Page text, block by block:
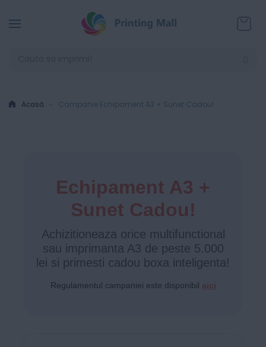
Acasă Campanie Echipament A3 + Sunet Cadou!
Echipament A3 +
Sunet Cadou!
Achizitioneaza orice multifunctional
sau imprimanta A3 de peste 5.000
lei si primesti cadou boxa inteligenta!
Regulamentul campaniei este disponibil aici